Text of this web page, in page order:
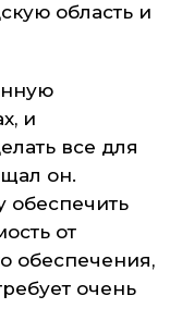
область и
и
все для
он.
обеспечить
от
обеспечения,
очень